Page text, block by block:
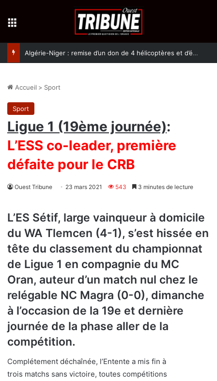
Algérie-Niger : remise d’un don de 4 hélicoptères et d’équipement militaires à l’armée nigérienne
Accueil > Sport
Sport
Ligue 1 (19ème journée):
L’ESS co-leader, première
défaite pour le CRB
Ouest Tribune 23 mars 2021 543 3 minutes de lecture
L’ES Sétif, large vainqueur à domicile
du WA Tlemcen (4-1), s’est hissée en
tête du classement du championnat
de Ligue 1 en compagnie du MC
Oran, auteur d’un match nul chez le
relégable NC Magra (0-0), dimanche
à l’occasion de la 19e et dernière
journée de la phase aller de la
compétition.
Complétement déchaînée, l’Entente a mis fin à
trois matchs sans victoire, toutes compétitions